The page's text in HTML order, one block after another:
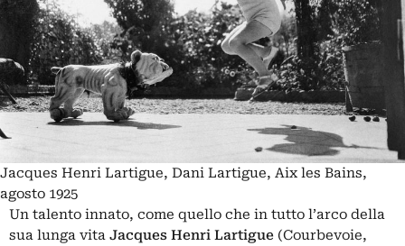
Jacques Henri Lartigue, Dani Lartigue, Aix les Bains,
agosto 1925
Un talento innato, come quello che in tutto l’arco della
sua lunga vita Jacques Henri Lartigue (Courbevoie,